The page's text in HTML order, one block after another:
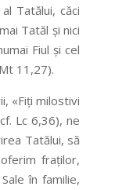
Tatălui, căci
Tatăl și nici
Fiul și cel
11,27).
«Fiți milostivi
Lc 6,36), ne
Tatălui, să
fraților,
în familie,